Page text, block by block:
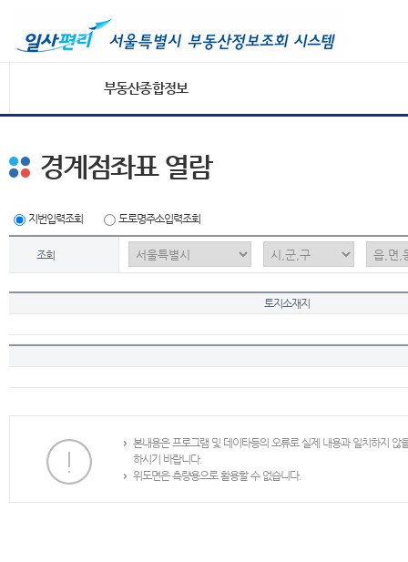
부동산종합정보
경계점좌표 열람
지번입력조회 도로명주소입력조회
조회
토지소재지
본내용은 프로그램 및 데이타등의 오류로 실제 내용과 일치하지
하시기 바랍니다.
위도면은 측량용으로 활용할 수 없습니다.